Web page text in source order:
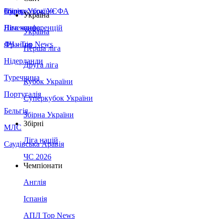
Збірна України
Італія
Німеччина
Франція
Нідерланди
Туреччина
Португалія
Бельгія
МЛС
Саудівська Аравія
Суперкубок УЄФА
Ліга конференцій
ЛЧ - Top News
Україна
Україна
Перша ліга
Друга ліга
Кубок України
Суперкубок України
Збірна України
Збірні
Ліга націй
ЧС 2026
Чемпіонати
Англія
Іспанія
АПЛ Top News